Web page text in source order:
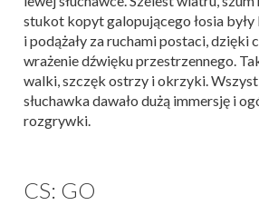
stukot kopyt galopującego łosia
i podążały za ruchami postaci, dzięki
wrażenie dźwięku przestrzennego.
walki, szczęk ostrzy i okrzyki.
słuchawka dawało dużą immersję i
rozgrywki.
CS: GO